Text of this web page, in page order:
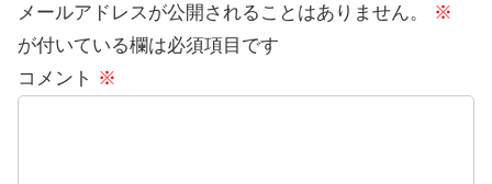
メールアドレスが公開されることはありません。
※
が付いている欄は必須項目です
コメント ※